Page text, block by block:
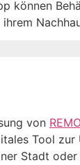
können
von
Tool
Stadt